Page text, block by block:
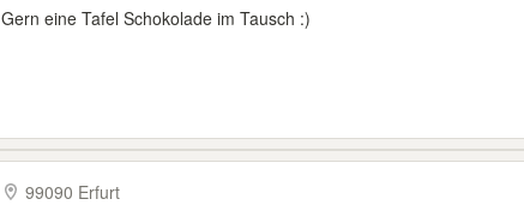
Gern eine Tafel Schokolade im Tausch :)
99090 Erfurt